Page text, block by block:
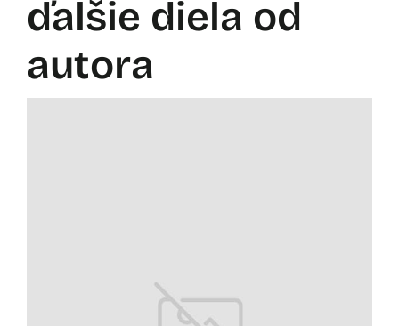
ďalšie diela od
autora